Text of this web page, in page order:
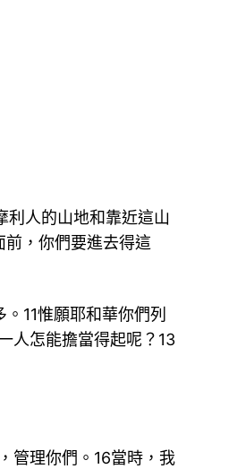
利人的山地和靠近這山
，你們要進去得這
11惟願耶和華你們列
人怎能擔當得起呢？13
管理你們。16當時，我